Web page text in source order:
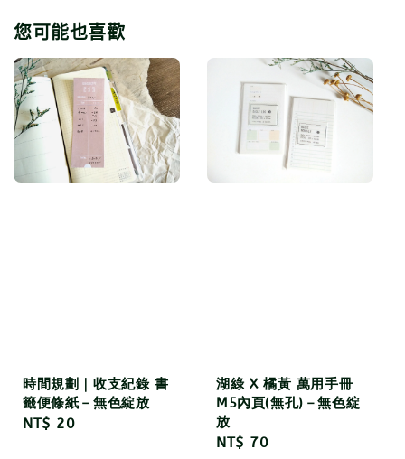
您可能也喜歡
時間規劃｜收支紀錄 書
籤便條紙－無色綻放
Regular
NT$ 20
湖綠 X 橘黃 萬用手冊
M5內頁(無孔)－無色綻
放
Regular
NT$ 70